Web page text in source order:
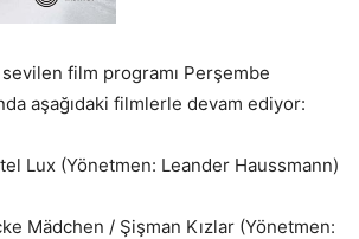
film programı Perşembe
aşağıdaki filmlerle devam ediyor:
Lux (Yönetmen: Leander Haussmann)
Mädchen / Şişman Kızlar (Yönetmen: